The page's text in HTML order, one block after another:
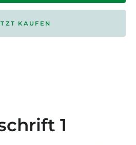
KAUFEN
1